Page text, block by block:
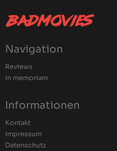
Navigation
Reviews
In memoriam
Informationen
Kontakt
Impressum
Datenschutz